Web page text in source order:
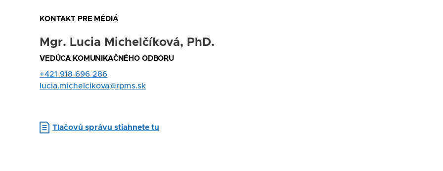
KONTAKT PRE MÉDIÁ
Nadpis
Mgr. Lucia Michelčíková, PhD.
Rola
VEDÚCA KOMUNIKAČNÉHO ODBORU
Tel.
kontakt
+421 918 696 286
E-
lucia.michelcikova@rpms.sk
Document
Tlačovú správu stiahnete tu